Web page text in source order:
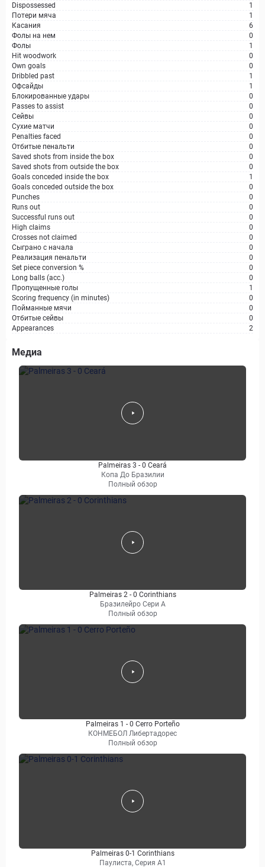
Dispossessed
1
Потери мяча
1
Касания
6
Фолы на нем
0
Фолы
1
Hit woodwork
0
Own goals
0
Dribbled past
1
Офсайды
1
Блокированные удары
0
Passes to assist
0
Сейвы
0
Сухие матчи
0
Penalties faced
0
Отбитые пенальти
0
Saved shots from inside the box
0
Saved shots from outside the box
0
Goals conceded inside the box
1
Goals conceded outside the box
0
Punches
0
Runs out
0
Successful runs out
0
High claims
0
Crosses not claimed
0
Сыграно с начала
0
Реализация пенальти
0
Set piece conversion %
0
Long balls (acc.)
0
Пропущенные голы
1
Scoring frequency (in minutes)
0
Пойманные мячи
0
Отбитые сейвы
0
Appearances
2
Медиа
Palmeiras 3 - 0 Ceará
Копа До Бразилии
Полный обзор
Palmeiras 2 - 0 Corinthians
Бразилейро Сери A
Полный обзор
Palmeiras 1 - 0 Cerro Porteño
КОНМЕБОЛ Либертадорес
Полный обзор
Palmeiras 0-1 Corinthians
Паулиста, Серия А1